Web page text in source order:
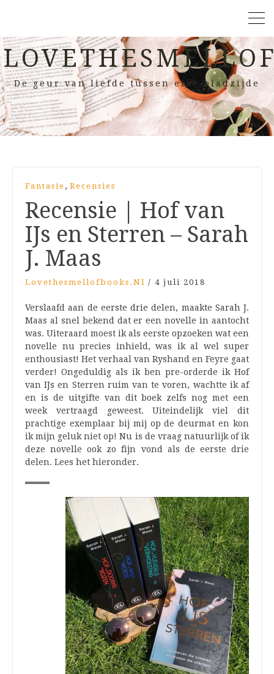
De geur van liefde tussen elke bladzijde
Fantasie , Recensies
Recensie | Hof van
IJs en Sterren – Sarah
J. Maas
Lovethesmellofbooks.nl / 4 juli 2018
Verslaafd aan de eerste drie delen, maakte Sarah J.
Maas al snel bekend dat er een novelle in aantocht
was. Uiteraard moest ik als eerste opzoeken wat een
novelle nu precies inhield, was ik al wel super
enthousiast! Het verhaal van Ryshand en Feyre gaat
verder! Ongeduldig als ik ben pre-orderde ik Hof
van IJs en Sterren ruim van te voren, wachtte ik af
en is de uitgifte van dit boek zelfs nog met een
week vertraagd geweest. Uiteindelijk viel dit
prachtige exemplaar bij mij op de deurmat en kon
ik mijn geluk niet op! Nu is de vraag natuurlijk of ik
deze novelle ook zo fijn vond als de eerste drie
delen. Lees het hieronder.